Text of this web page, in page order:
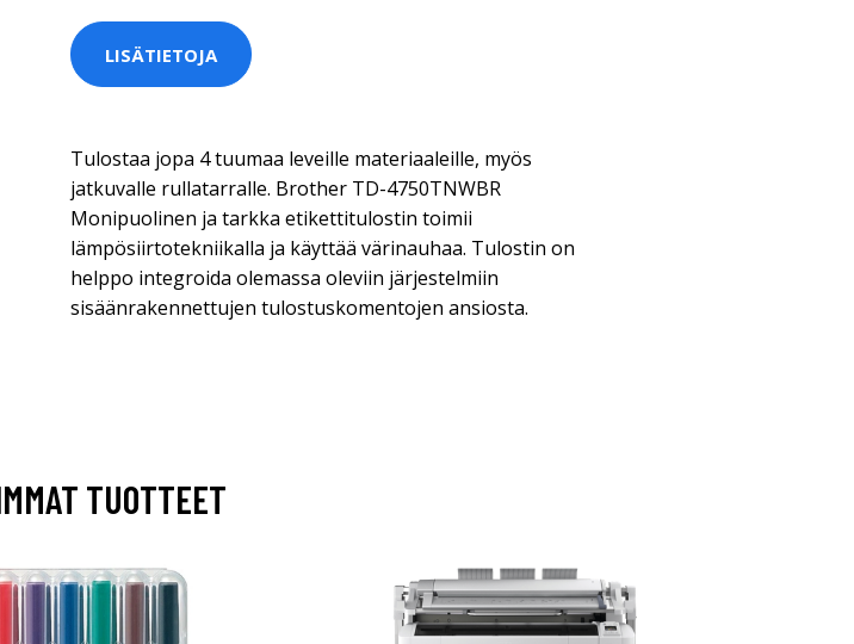
LISÄTIETOJA
Tulostaa jopa 4 tuumaa leveille materiaaleille, myös
jatkuvalle rullatarralle. Brother TD-4750TNWBR
Monipuolinen ja tarkka etikettitulostin toimii
lämpösiirtotekniikalla ja käyttää värinauhaa. Tulostin on
helppo integroida olemassa oleviin järjestelmiin
sisäänrakennettujen tulostuskomentojen ansiosta.
TUOTTEET